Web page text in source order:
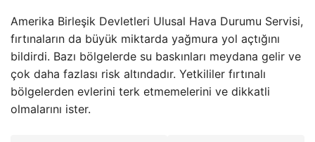
Amerika Birleşik Devletleri Ulusal Hava Durumu Servisi,
fırtınaların da büyük miktarda yağmura yol açtığını
bildirdi. Bazı bölgelerde su baskınları meydana gelir ve
çok daha fazlası risk altındadır. Yetkililer fırtınalı
bölgelerden evlerini terk etmemelerini ve dikkatli
olmalarını ister.